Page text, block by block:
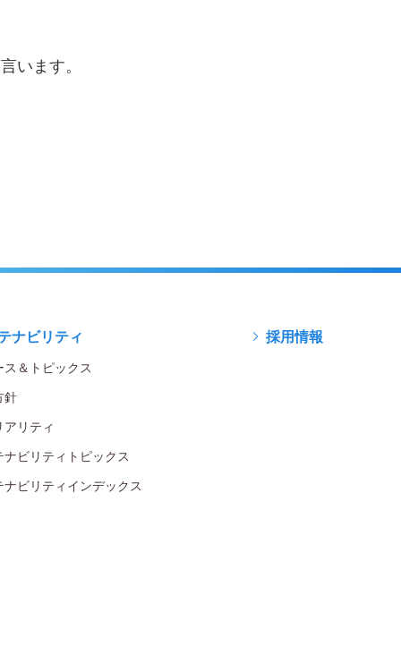
います。
ナビリティ
ス＆トピックス
針
アリティ
ナビリティトピックス
ナビリティインデックス
採用情報